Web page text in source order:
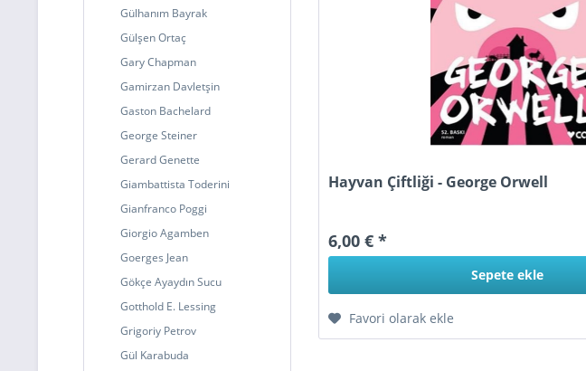
Gülhanım Bayrak
Gülşen Ortaç
Gary Chapman
Gamirzan Davletşin
Gaston Bachelard
George Steiner
Gerard Genette
Giambattista Toderini
Gianfranco Poggi
Giorgio Agamben
Goerges Jean
Gökçe Ayaydın Sucu
Gotthold E. Lessing
Grigoriy Petrov
Gül Karabuda
Hayvan Çiftliği - George Orwell
6,00 € *
Sepete ekle
Favori olarak ekle